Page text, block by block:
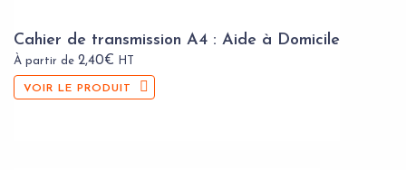
Cahier de transmission A4 : Aide à Domicile
À partir de 2,40€ HT
VOIR LE PRODUIT